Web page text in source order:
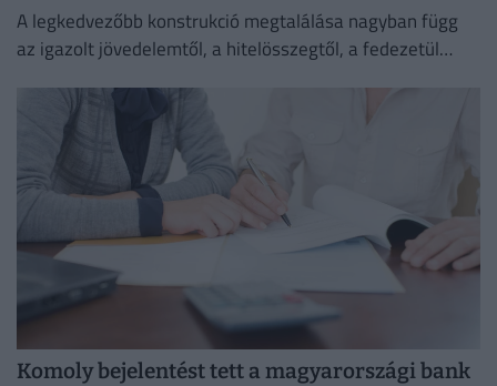
A legkedvezőbb konstrukció megtalálása nagyban függ
az igazolt jövedelemtől, a hitelösszegtől, a fedezetül
Komoly bejelentést tett a magyarországi bank